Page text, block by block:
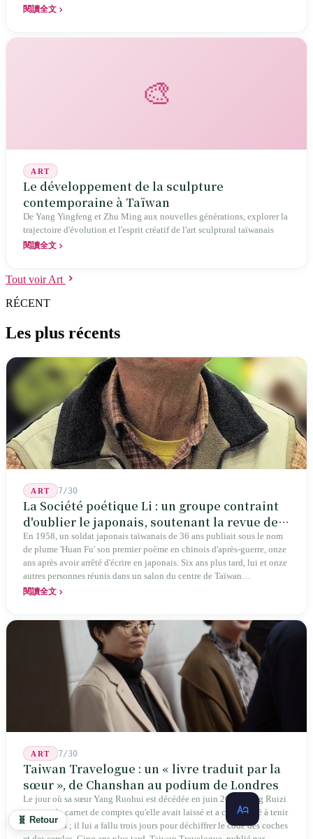
porte‑voyageur de la mémoire émotionnelle des Taïwanais ?
閱讀全文
🎨
ART
Le développement de la sculpture
contemporaine à Taïwan
De Yang Yingfeng et Zhu Ming aux nouvelles générations, explorer la
trajectoire d'évolution et l'esprit créatif de l'art sculptural taïwanais
閱讀全文
Tout voir Art
RÉCENT
Les plus récents
ART 7/30
La Société poétique Li : un groupe contraint
d'oublier le japonais, soutenant la revue de
poésie chinoise la plus ancienne de Taïwan
En 1958, un soldat japonais taïwanais de 36 ans publiait sous le nom
de plume 'Huan Fu' son premier poème en chinois d'après-guerre, onze
ans après avoir arrêté d'écrire en japonais. Six ans plus tard, lui et onze
autres personnes réunis dans un salon du centre de Taïwan
transformaient cette expérience de mutisme générationnel en une
jusqu'aux manuels scolaires du collège.
閱讀全文
ART 7/30
Taiwan Travelogue : un « livre traduit par la
sœur », de Chanshan au podium de Londres
Le jour où sa sœur Yang Ruohui est décédée en juin 2015, Yang Ruizi
a ouvert le carnet de comptes qu'elle avait laissé et a commencé à tenir
les comptes ; il lui a fallu trois jours pour déchiffrer le code des coches
🧬 Retour